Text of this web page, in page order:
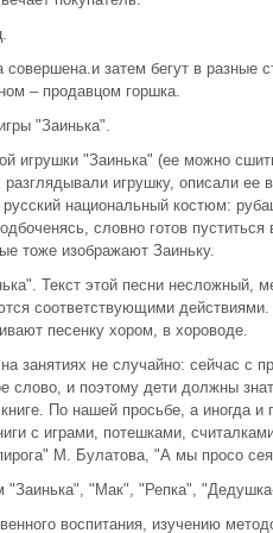
затем бегут в разные
– продавцом горшка.
"Заинька".
игрушки "Заинька" (ее можно
игрушку, описали ее
национальный костюм:
словно готов
тоже изображают Заиньку.
Текст этой песни несложный,
соответствующими
песенку хором, в хороводе.
занятиях не случайно: сейчас с
слово, и поэтому дети должны
По нашей просьбе, а иногда и
с играми, потешками,
М. Булатова, "А мы просо
"Заинька", "Мак", "Репка",
воспитания, изучению